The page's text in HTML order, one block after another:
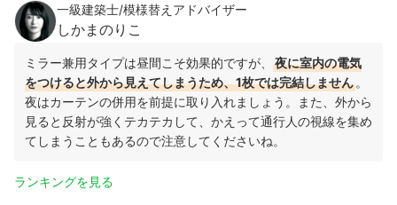
一級建築士/模様替えアドバイザー
しかまのりこ
ミラー兼用タイプは昼間こそ効果的ですが、
夜に室内の電気
をつけると外から見えてしまうため、1枚では完結しません 。
夜はカーテンの併用を前提に取り入れましょう。また、外から
見ると反射が強くテカテカして、かえって通行人の視線を集め
てしまうこともあるので注意してくださいね。
ランキングを見る